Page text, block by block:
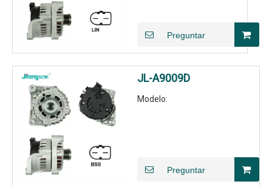
Preguntar
JL-A9009D
Modelo:
Preguntar